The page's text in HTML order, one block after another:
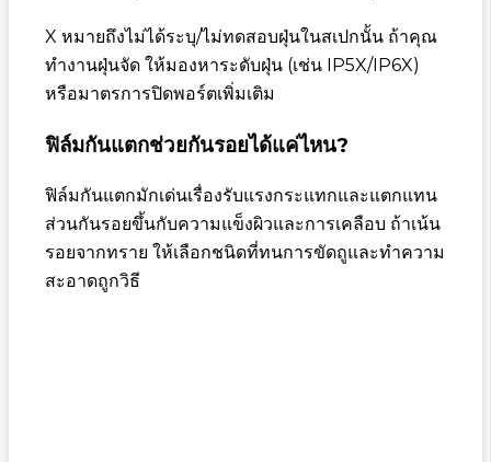
X หมายถึงไม่ได้ระบุ/ไม่ทดสอบฝุ่นในสเปกนั้น ถ้าคุณ
ทำงานฝุ่นจัด ให้มองหาระดับฝุ่น (เช่น IP5X/IP6X)
หรือมาตรการปิดพอร์ตเพิ่มเติม
ฟิล์มกันแตกช่วยกันรอยได้แค่ไหน?
ฟิล์มกันแตกมักเด่นเรื่องรับแรงกระแทกและแตกแทน
ส่วนกันรอยขึ้นกับความแข็งผิวและการเคลือบ ถ้าเน้น
รอยจากทราย ให้เลือกชนิดที่ทนการขัดถูและทำความ
สะอาดถูกวิธี